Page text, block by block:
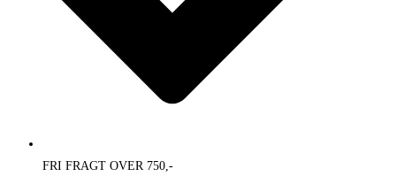
FRI FRAGT OVER 750,-